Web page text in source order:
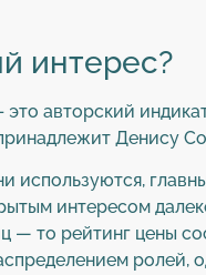
интерес?
авторский
Денису
используются,
интересом
— то рейтинг цены